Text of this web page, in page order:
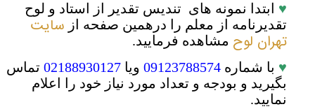
♥ ابتدا نمونه های تندیس تقدیر از استاد و لوح
تقدیرنامه از معلم را درهمین صفحه از سایت
تهران لوح مشاهده فرمایید.
♥ با شماره 09123788574 ویا 02188930127 تماس
بگیرید و بودجه و تعداد مورد نیاز خود را اعلام
نمایید.